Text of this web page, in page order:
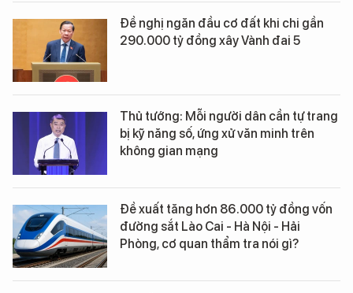
Đề nghị ngăn đầu cơ đất khi chi gần
290.000 tỷ đồng xây Vành đai 5
Thủ tướng: Mỗi người dân cần tự trang
bị kỹ năng số, ứng xử văn minh trên
không gian mạng
Đề xuất tăng hơn 86.000 tỷ đồng vốn
đường sắt Lào Cai - Hà Nội - Hải
Phòng, cơ quan thẩm tra nói gì?